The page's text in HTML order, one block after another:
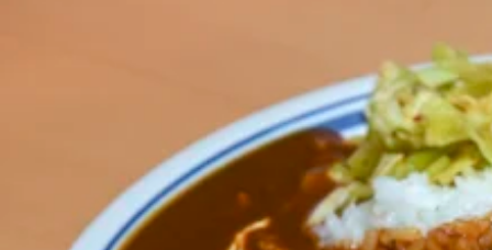
京都の書店